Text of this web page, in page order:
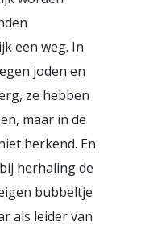
een weg. In
joden en
ze hebben
maar in de
herkend. En
herhaling de
bubbeltje
als leider van